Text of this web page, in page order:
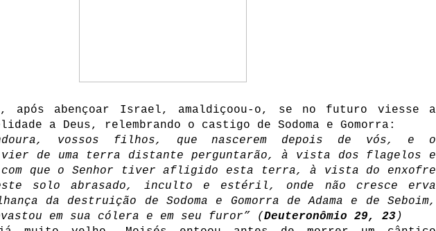
após abençoar Israel, amaldiçoou-o, se no futuro viesse a
a Deus, relembrando o castigo de Sodoma e Gomorra:
vossos filhos, que nascerem depois de vós, e o
vier de uma terra distante perguntarão, à vista dos flagelos e
com que o Senhor tiver afligido esta terra, à vista do enxofre
solo abrasado, inculto e estéril, onde não cresce erva
da destruição de Sodoma e Gomorra de Adama e de Seboim,
em sua cólera e em seu furor” (Deuteronômio 29, 23)